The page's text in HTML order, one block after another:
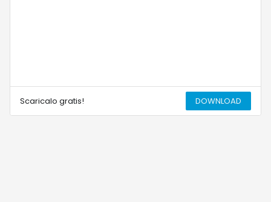
Scaricalo gratis! DOWNLOAD